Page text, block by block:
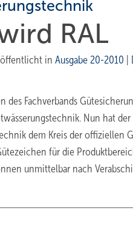
RAL
in Ausgabe 20-2010
des Fachverbands
Nun hat
dem Kreis der offiziellen
für die
unmittelbar nach